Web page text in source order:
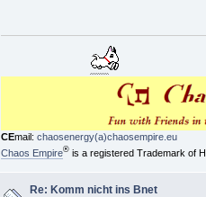
CEmail: chaosenergy(a)chaosempire.eu
Chaos Empire®is a registered Trademark of
Re: Komm nicht ins Bnet